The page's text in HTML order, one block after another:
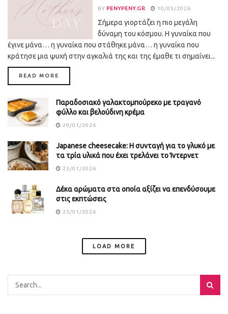
BY PENYPENY.GR 10/05/2026
Σήμερα γιορτάζει η πιο μεγάλη
δύναμη του κόσμου. Η γυναίκα που
έγινε μάνα… η γυναίκα που στάθηκε μάνα… η γυναίκα που
κράτησε μια ψυχή στην αγκαλιά της και της έμαθε τι σημαίνει...
READ MORE
Παραδοσιακό γαλακτομπούρεκο με τραγανό
φύλλο και βελούδινη κρέμα
29/01/2026
Japanese cheesecake: Η συνταγή για το γλυκό με
τα τρία υλικά που έχει τρελάνει το Ίντερνετ
23/01/2026
Δέκα αρώματα στα οποία αξίζει να επενδύσουμε
στις εκπτώσεις
23/01/2026
LOAD MORE